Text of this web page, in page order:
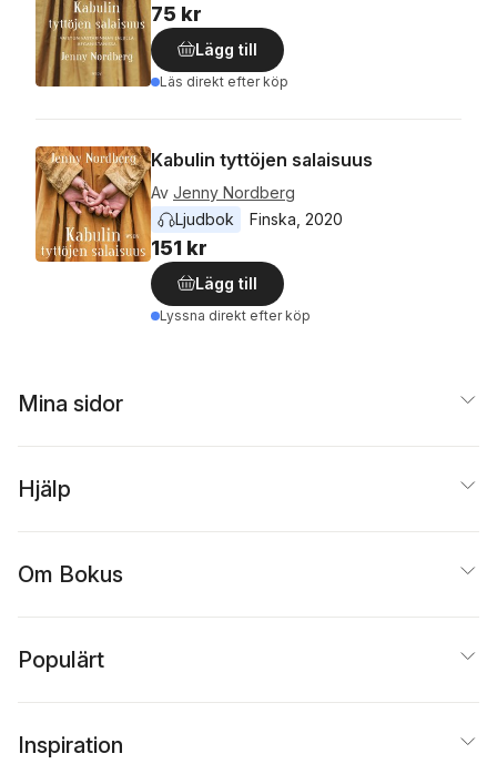
75 kr
Lägg till
Läs direkt efter köp
Kabulin tyttöjen salaisuus
Av Jenny Nordberg
Ljudbok
Finska 2020
151 kr
Lägg till
Lyssna direkt efter köp
Mina sidor
Hjälp
Om Bokus
Populärt
Inspiration